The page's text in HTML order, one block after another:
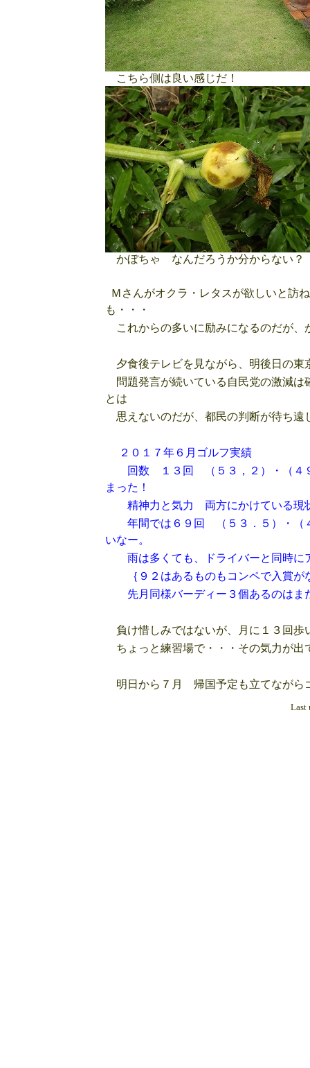
こちら側は良い感じだ！
かぼちゃ なんだろうか分からない？
Ｍさんがオクラ・レタスが欲しいと訪
も・・・
これからの多いに励みになるのだが、
夕食後テレビを見ながら、明後日の東
問題発言が続いている自民党の激減は
とは
思えないのだが、都民の判断が待ち遠
２０１７年６月ゴルフ実績
回数 １３回 （５３，２）・（４９
まった！
精神力と気力 両方にかけている現
年間では６９回 （５３．５）・（
いなー。
雨は多くても、ドライバーと同時に
｛９２はあるものもコンペで入賞が
先月同様バーディー３個あるのはま
負け惜しみではないが、月に１３回歩
ちょっと練習場で・・・その気力が出
明日から７月 帰国予定も立てながら
Last